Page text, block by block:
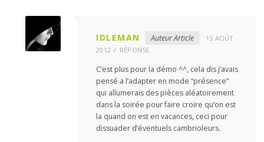
IDLEMAN Auteur Article
15 AOÛT
2012
RÉPONSE
C’est plus pour la démo ^^, cela dis j’avais
pensé a l’adapter en mode “présence”
qui allumerais des pièces aléatoirement
dans la soirée pour faire croire qu’on est
la quand on est en vacances, ceci pour
dissuader d’éventuels cambrioleurs.